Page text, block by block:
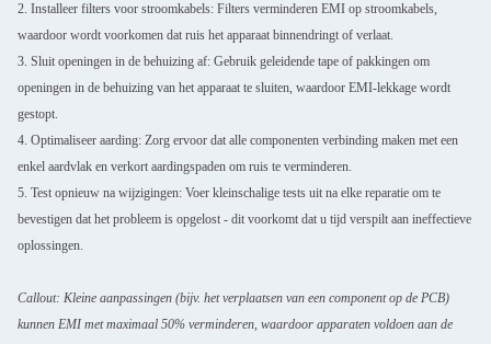
2. Installeer filters voor stroomkabels: Filters verminderen EMI op stroomkabels,
waardoor wordt voorkomen dat ruis het apparaat binnendringt of verlaat.
3. Sluit openingen in de behuizing af: Gebruik geleidende tape of pakkingen om
openingen in de behuizing van het apparaat te sluiten, waardoor EMI-lekkage wordt
gestopt.
4. Optimaliseer aarding: Zorg ervoor dat alle componenten verbinding maken met een
enkel aardvlak en verkort aardingspaden om ruis te verminderen.
5. Test opnieuw na wijzigingen: Voer kleinschalige tests uit na elke reparatie om te
bevestigen dat het probleem is opgelost - dit voorkomt dat u tijd verspilt aan ineffectieve
oplossingen.
Callout: Kleine aanpassingen (bijv. het verplaatsen van een component op de PCB)
kunnen EMI met maximaal 50% verminderen, waardoor apparaten voldoen aan de